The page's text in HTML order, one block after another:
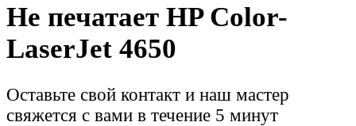
Не печатает HP Color-
LaserJet 4650
Оставьте свой контакт и наш мастер
свяжется с вами в течение 5 минут